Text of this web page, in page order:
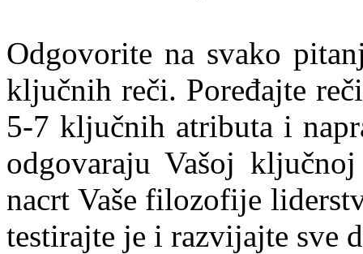
Odgovorite na svako
ključnih reči. Poređajte
5-7 ključnih atributa i
odgovaraju Vašoj
nacrt Vaše filozofije
testirajte je i razvijajte sve